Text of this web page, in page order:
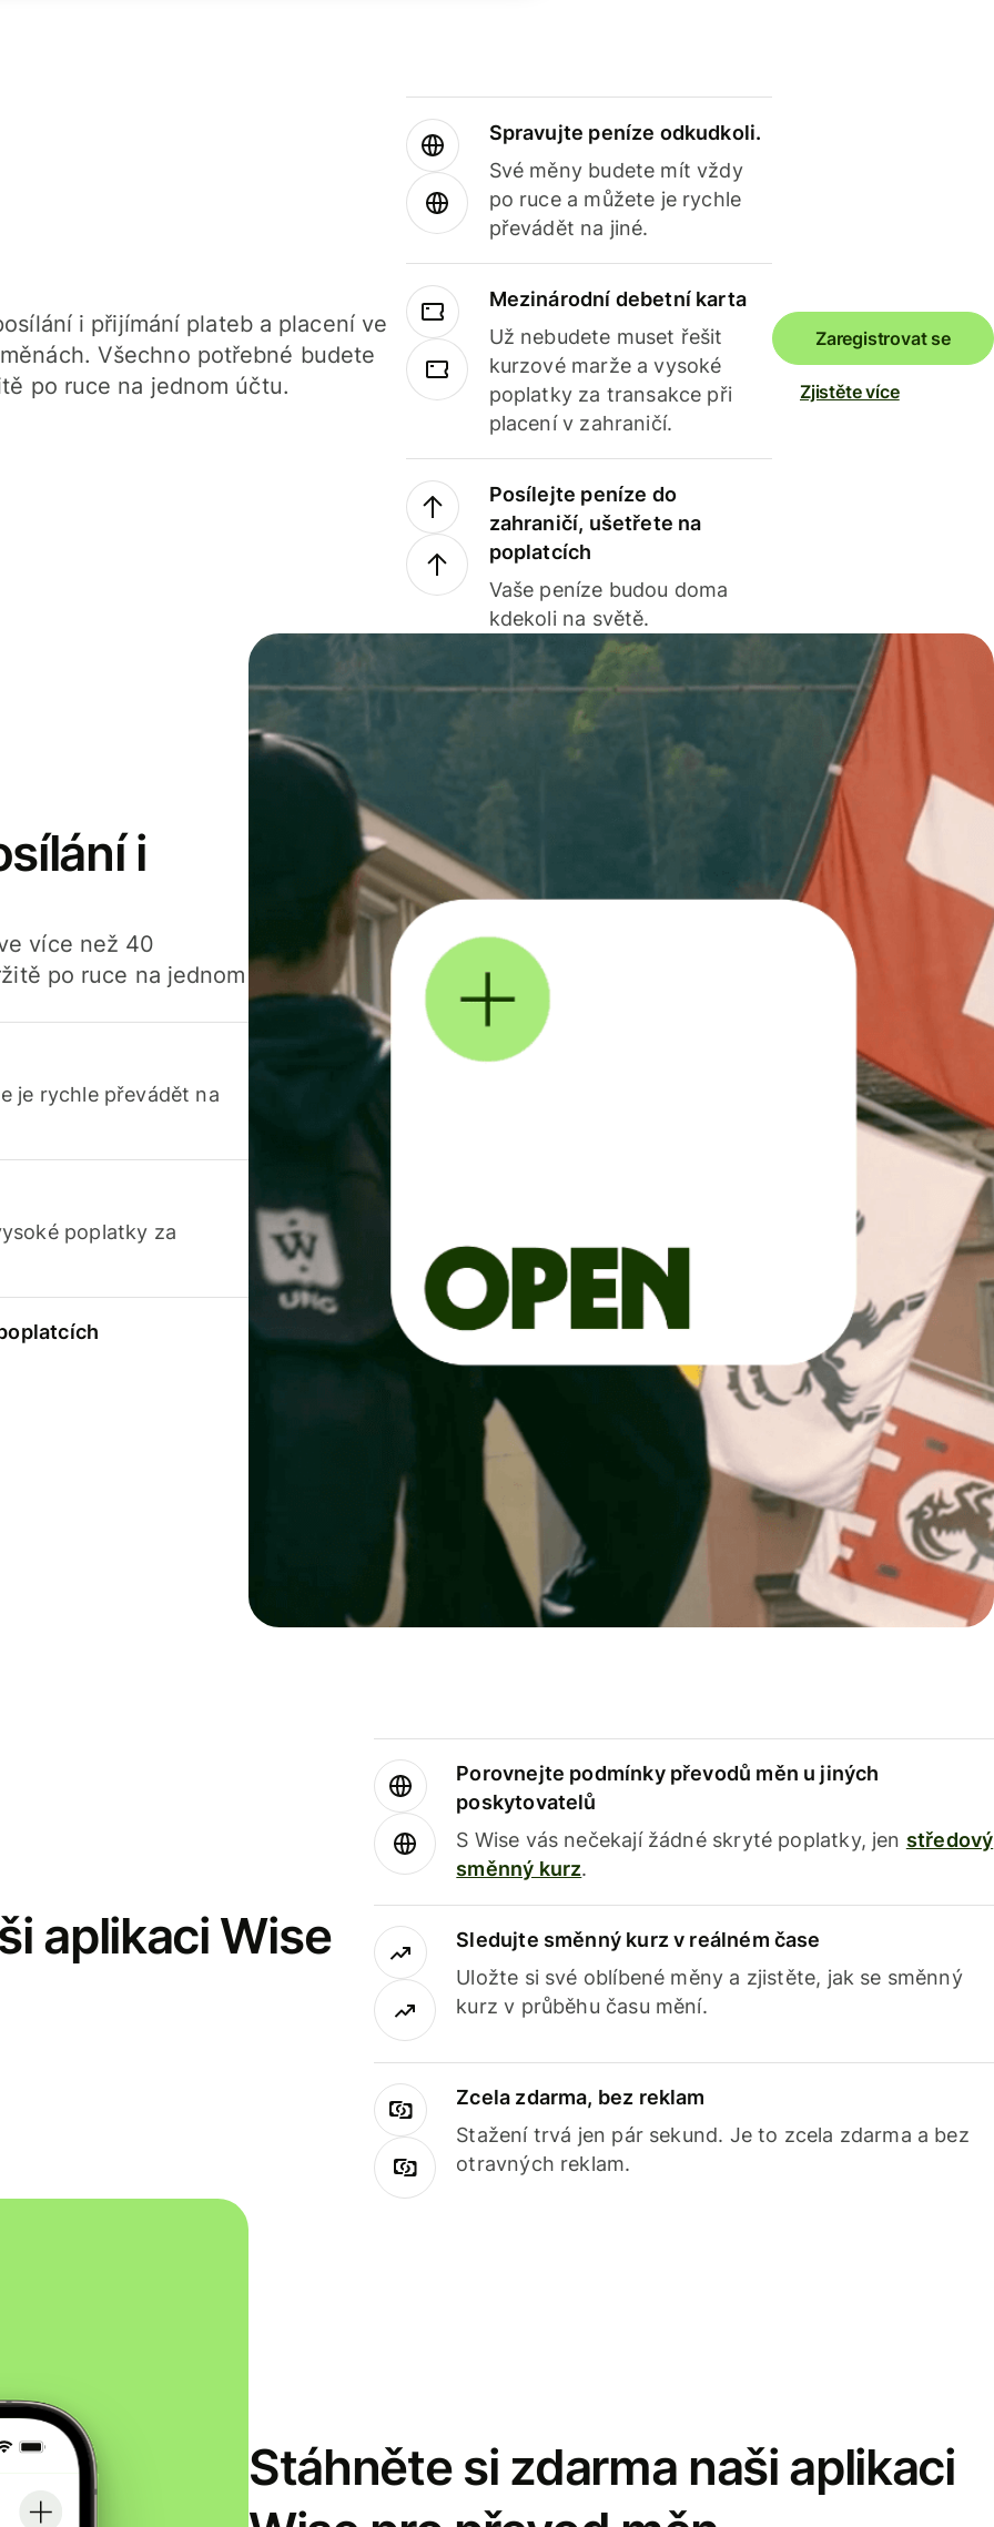
i přijímání plateb a placení ve
Všechno potřebné budete
po ruce na jednom účtu.
Spravujte peníze odkudkoli.
Své měny budete mít vždy
po ruce a můžete je rychle
převádět na jiné.
Mezinárodní debetní karta
Už nebudete muset řešit
kurzové marže a vysoké
poplatky za transakce při
placení v zahraničí.
Posílejte peníze do
zahraničí, ušetřete na
poplatcích
Vaše peníze budou doma
kdekoli na světě.
Zaregistrovat se
Zjistěte více
i
více než 40
po ruce na jednom
je rychle převádět na
poplatky za
aplikaci Wise
Porovnejte podmínky převodů měn u jiných
poskytovatelů
S Wise vás nečekají žádné skryté poplatky, jen středový
směnný kurz.
Sledujte směnný kurz v reálném čase
Uložte si své oblíbené měny a zjistěte, jak se směnný
kurz v průběhu času mění.
Zcela zdarma, bez reklam
Stažení trvá jen pár sekund. Je to zcela zdarma a bez
otravných reklam.
Stáhněte si zdarma naši aplikaci